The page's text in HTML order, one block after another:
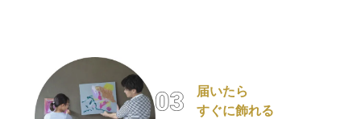
届いたら
すぐに飾れる